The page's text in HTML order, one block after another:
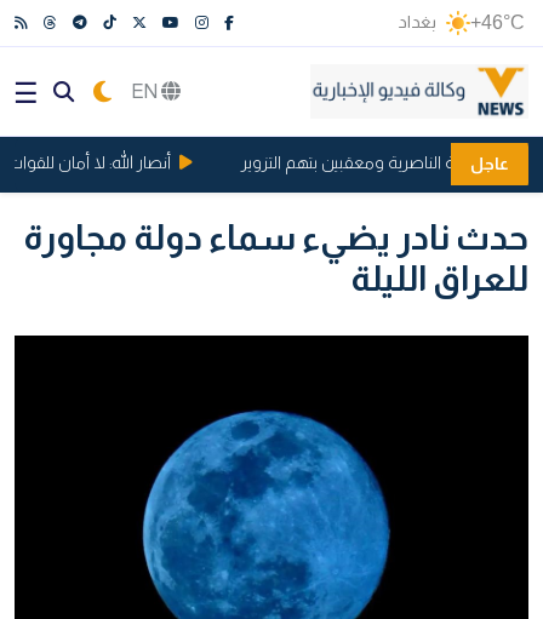
+46°C بغداد
عاجل
بلدية الناصرية ومعقبين بتهم التزوير أنصار الله: لا أمان للقوات
حدث نادر يضيء سماء دولة مجاورة
للعراق الليلة